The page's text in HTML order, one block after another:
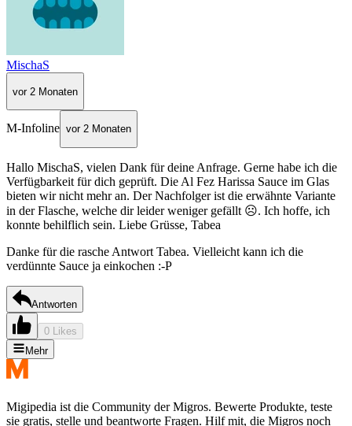
MischaS
vor 2 Monaten
M-Infoline vor 2 Monaten
Hallo MischaS, vielen Dank für deine Anfrage. Gerne habe ich die
Verfügbarkeit für dich geprüft. Die Al Fez Harissa Sauce im Glas
bieten wir nicht mehr an. Der Nachfolger ist die erwähnte Variante
in der Flasche, welche dir leider weniger gefällt ☹. Ich hoffe, ich
konnte behilflich sein. Liebe Grüsse, Tabea
Danke für die rasche Antwort Tabea. Vielleicht kann ich die
verdünnte Sauce ja einkochen :-P
Antworten
0 Likes
Mehr
Migipedia ist die Community der Migros. Bewerte Produkte, teste
sie gratis, stelle und beantworte Fragen. Hilf mit, die Migros noch